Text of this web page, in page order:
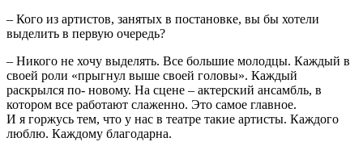
– Кого из артистов, занятых в постановке, вы бы хотели
выделить в первую очередь?
– Никого не хочу выделять. Все большие молодцы. Каждый в
своей роли «прыгнул выше своей головы». Каждый
раскрылся по- новому. На сцене – актерский ансамбль, в
котором все работают слаженно. Это самое главное.
И я горжусь тем, что у нас в театре такие артисты. Каждого
люблю. Каждому благодарна.